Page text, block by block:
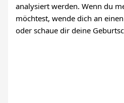
analysiert werden. Wenn du
möchtest, wende dich an
oder schaue dir deine